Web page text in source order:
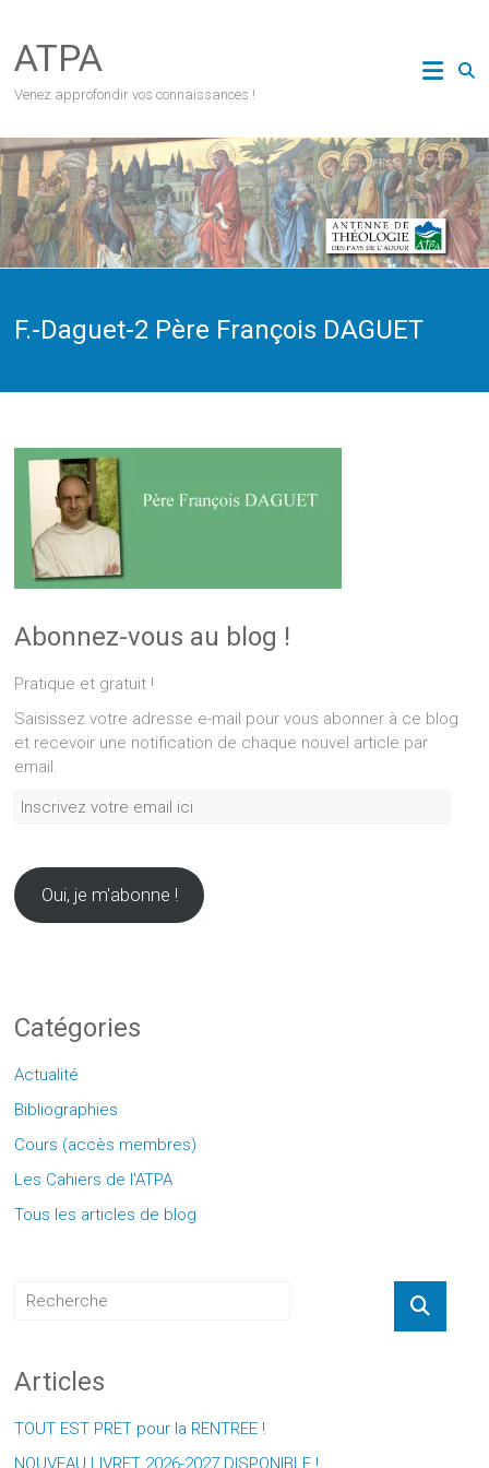
content
ATPA
Venez approfondir vos connaissances !
F.-Daguet-2 Père François DAGUET
Abonnez-vous au blog !
Pratique et gratuit !
Saisissez votre adresse e-mail pour vous abonner à ce blog
et recevoir une notification de chaque nouvel article par
email.
Inscrivez
ici
Oui, je m'abonne !
Catégories
Actualité
Bibliographies
Cours (accès membres)
Les Cahiers de l'ATPA
Tous les articles de blog
Articles
TOUT EST PRET pour la RENTREE !
NOUVEAU LIVRET 2026-2027 DISPONIBLE !